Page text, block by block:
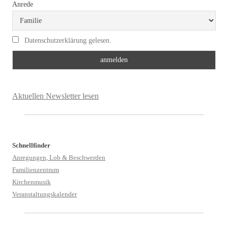
Anrede
Datenschutzerklärung gelesen.
Aktuellen Newsletter lesen
Schnellfinder
Anregungen, Lob & Beschwerden
Familienzentrum
Kirchenmusik
Veranstaltungskalender